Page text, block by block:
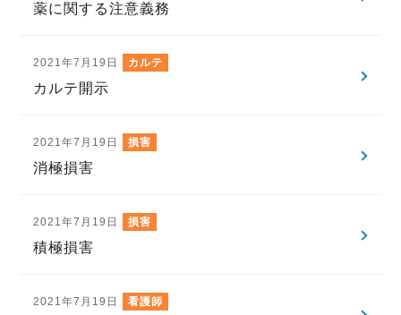
薬に関する注意義務
2021年7月19日 カルテ
カルテ開示
2021年7月19日 損害
消極損害
2021年7月19日 損害
積極損害
2021年7月19日 看護師